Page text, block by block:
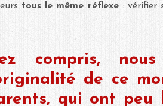
tous le même réflexe: vérifier
compris,
de ce
qui ont peu